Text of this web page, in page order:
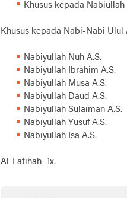
Khusus kepada
Khusus kepada Nabi-Nabi Ulul
Nabiyullah Nuh A.S.
Nabiyullah Ibrahim A.S.
Nabiyullah Musa A.S.
Nabiyullah Daud A.S.
Nabiyullah Sulaiman A.S.
Nabiyullah Yusuf A.S.
Nabiyullah Isa A.S.
Al-Fatihah…1x.